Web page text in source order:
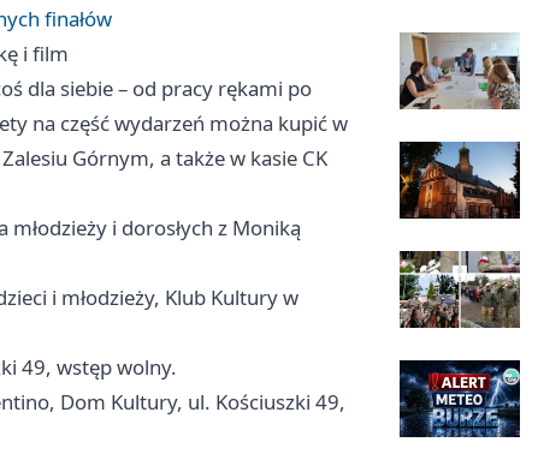
finałów
i film
dla siebie – od pracy rękami po
na część wydarzeń można kupić w
Górnym, a także w kasie CK
młodzieży i dorosłych z Moniką
i młodzieży, Klub Kultury w
49, wstęp wolny.
Dom Kultury, ul. Kościuszki 49,